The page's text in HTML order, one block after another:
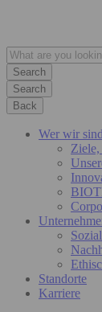
Search
Back
Wer wir sind
Standorte
Karriere